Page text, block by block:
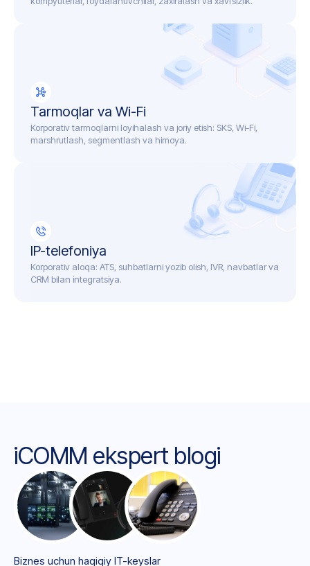
Tarmoqlar va Wi-Fi
Korporativ tarmoqlarni loyihalash va joriy etish: SKS, Wi-Fi,
marshrutlash, segmentlash va himoya.
IP-telefoniya
Korporativ aloqa: ATS, suhbatlarni yozib olish, IVR, navbatlar va
CRM bilan integratsiya.
iCOMM ekspert blogi
Biznes uchun haqiqiy IT-keyslar